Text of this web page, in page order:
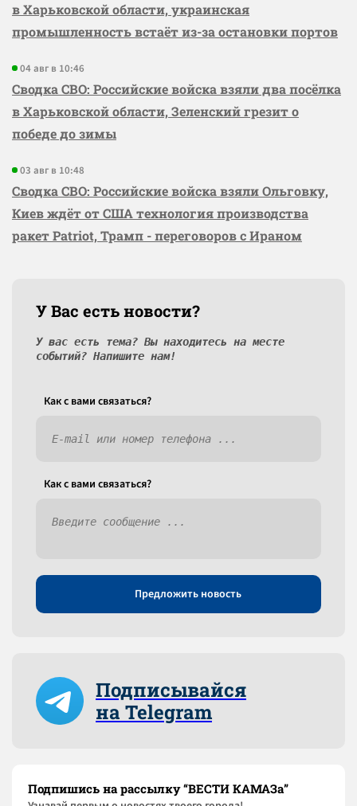
в Харьковской области, украинская
промышленность встаёт из-за остановки портов
04 авг в 10:46
Сводка СВО: Российские войска взяли два посёлка
в Харьковской области, Зеленский грезит о
победе до зимы
03 авг в 10:48
Сводка СВО: Российские войска взяли Ольговку,
Киев ждёт от США технология производства
ракет Patriot, Трамп - переговоров с Ираном
У Вас есть новости?
У вас есть тема? Вы находитесь на месте
событий? Напишите нам!
Как c вами связаться?
Как c вами связаться?
Предложить новость
Подписывайся
на Telegram
Подпишись на рассылку “ВЕСТИ КАМАЗа”